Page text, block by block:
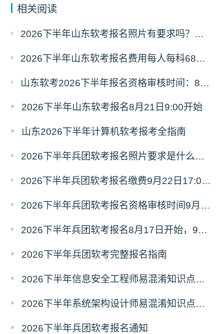
相关阅读
2026下半年山东软考报名照片有要求吗？必须为白色背景彩色证件照
2026下半年山东软考报名费用每人每科68元，报名缴费9月8日16:00截止
山东软考2026下半年报名资格审核时间：8月21日9:00—9月4日16:00
2026下半年山东软考报名8月21日9:00开始
山东2026下半年计算机软考报考全指南
2026下半年兵团软考报名照片要求是什么？附照片处理流程
2026下半年兵团软考报名缴费9月22日17:00截止，客观题每科48元、主观题每科58元
2026下半年兵团软考报名资格审核时间9月18日20:00截止
2026下半年兵团软考报名8月17日开始，9月18日17:00截止
2026下半年兵团软考完整报名指南
2026下半年信息安全工程师易混淆知识点资料
2026下半年系统架构设计师易混淆知识点资料
2026下半年兵团软考报名通知